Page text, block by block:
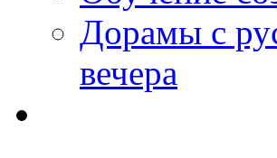
Дорамы с
вечера